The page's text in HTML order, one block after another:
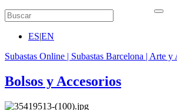
ES|EN
Subastas Online | Subastas Barcelona | Arte y
Bolsos y Accesorios